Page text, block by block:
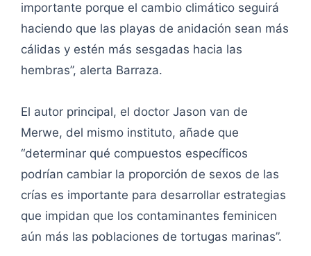
importante porque el cambio climático seguirá
haciendo que las playas de anidación sean más
cálidas y estén más sesgadas hacia las
hembras”, alerta Barraza.
El autor principal, el doctor Jason van de
Merwe, del mismo instituto, añade que
“determinar qué compuestos específicos
podrían cambiar la proporción de sexos de las
crías es importante para desarrollar estrategias
que impidan que los contaminantes feminicen
aún más las poblaciones de tortugas marinas”.